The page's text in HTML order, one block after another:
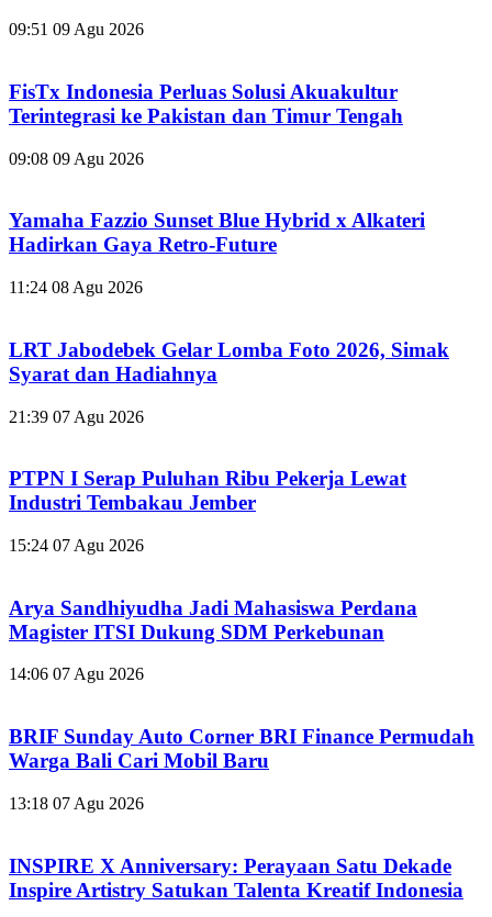
09:51 09 Agu 2026
FisTx Indonesia Perluas Solusi Akuakultur
Terintegrasi ke Pakistan dan Timur Tengah
09:08 09 Agu 2026
Yamaha Fazzio Sunset Blue Hybrid x Alkateri
Hadirkan Gaya Retro-Future
11:24 08 Agu 2026
LRT Jabodebek Gelar Lomba Foto 2026, Simak
Syarat dan Hadiahnya
21:39 07 Agu 2026
PTPN I Serap Puluhan Ribu Pekerja Lewat
Industri Tembakau Jember
15:24 07 Agu 2026
Arya Sandhiyudha Jadi Mahasiswa Perdana
Magister ITSI Dukung SDM Perkebunan
14:06 07 Agu 2026
BRIF Sunday Auto Corner BRI Finance Permudah
Warga Bali Cari Mobil Baru
13:18 07 Agu 2026
INSPIRE X Anniversary: Perayaan Satu Dekade
Inspire Artistry Satukan Talenta Kreatif Indonesia